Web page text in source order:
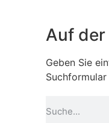
Auf der
Geben Sie